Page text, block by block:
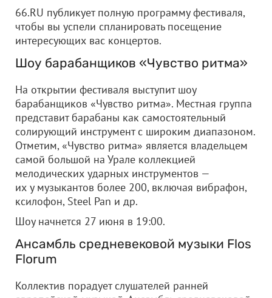
66.RU публикует полную программу фестиваля,
чтобы вы успели спланировать посещение
интересующих вас концертов.
Шоу барабанщиков «Чувство ритма»
На открытии фестиваля выступит шоу
барабанщиков «Чувство ритма». Местная группа
представит барабаны как самостоятельный
солирующий инструмент с широким диапазоном.
Отметим, «Чувство ритма» является владельцем
самой большой на Урале коллекцией
мелодических ударных инструментов —
их у музыкантов более 200, включая вибрафон,
ксилофон, Steel Pan и др.
Шоу начнется 27 июня в 19:00.
Ансамбль средневековой музыки Flos
Florum
Коллектив порадует слушателей ранней